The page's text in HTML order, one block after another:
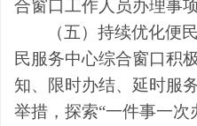
合窗口工作人员办理事
（五）持续优化便
民服务中心综合窗口积
知、限时办结、延时服
举措，探索“一件事一次